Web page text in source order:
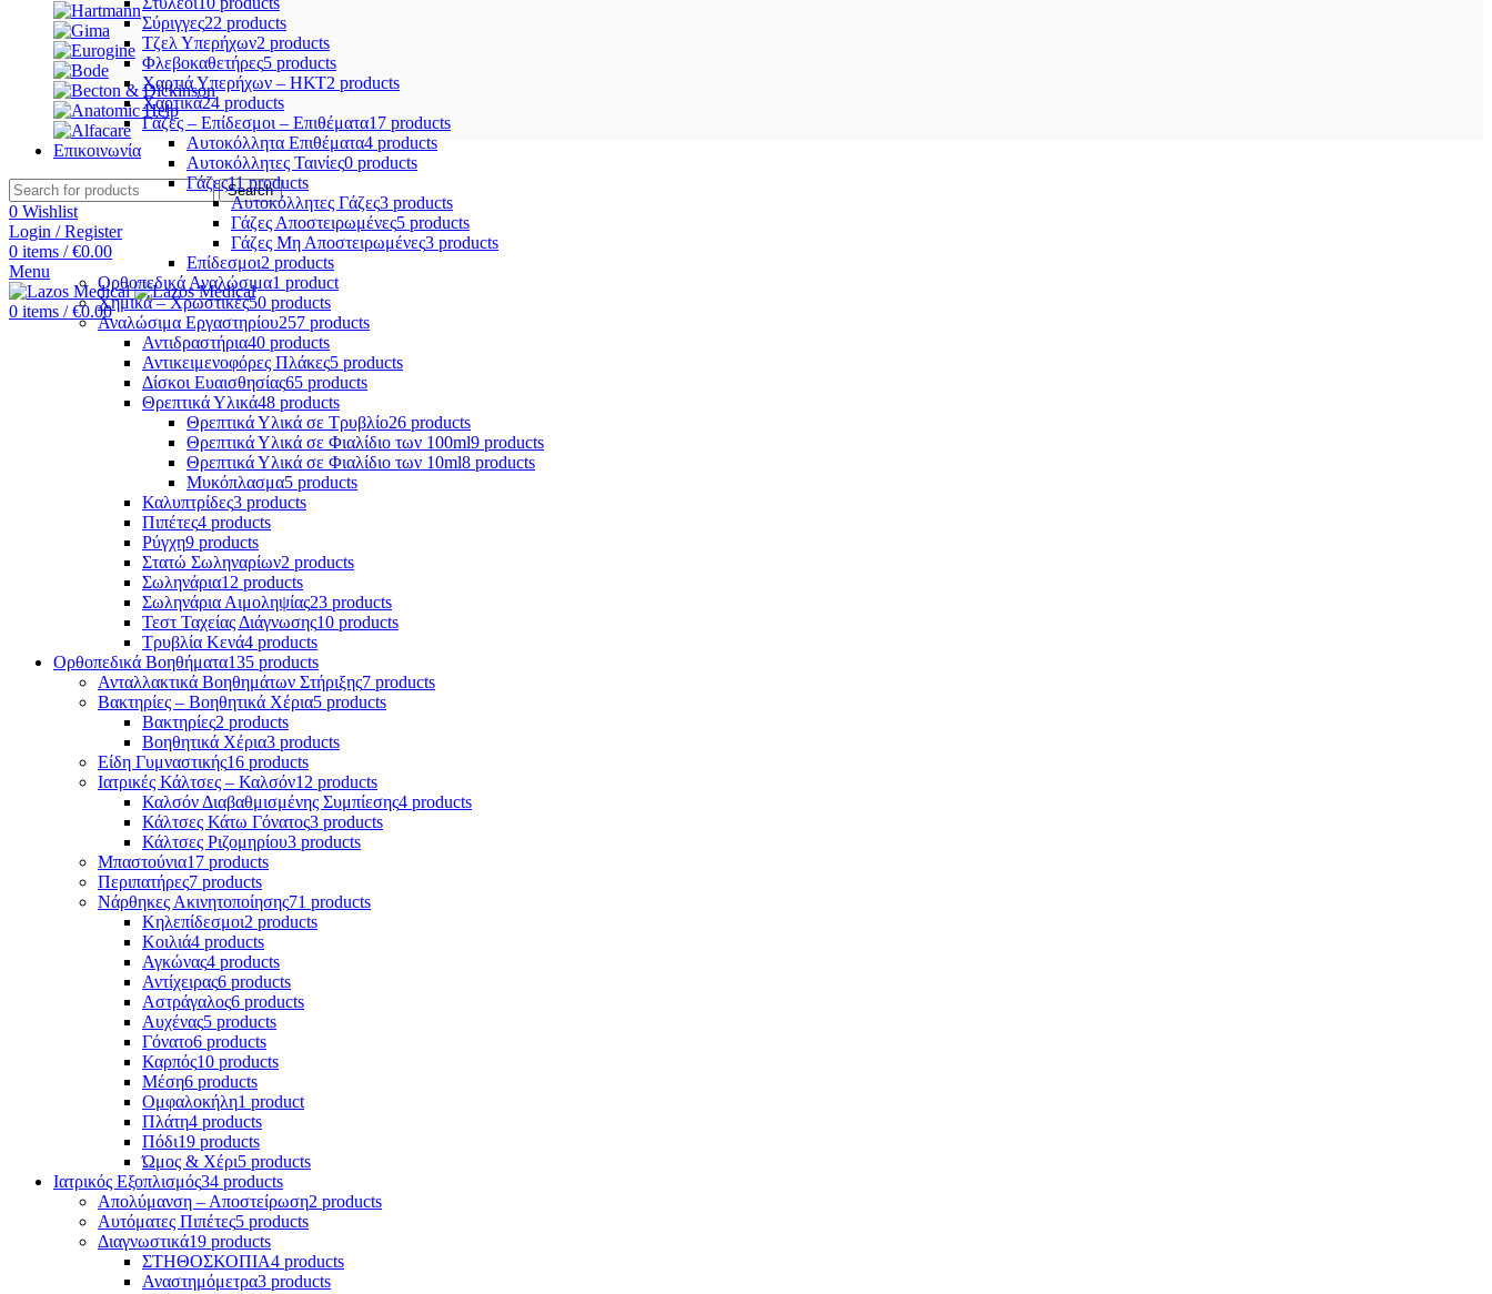
Επικοινωνία
Search
0 Wishlist
Login / Register
0 items / €0.00
Menu
0 items / €0.00
Σύριγγες22 products
Τζελ Υπερήχων2 products
Φλεβοκαθετήρες5 products
Χαρτιά Υπερήχων – ΗΚΤ2 products
Χαρτικά24 products
Γάζες – Επίδεσμοι – Επιθέματα17 products
Αυτοκόλλητα Επιθέματα4 products
Αυτοκόλλητες Ταινίες0 products
Γάζες11 products
Αυτοκόλλητες Γάζες3 products
Γάζες Αποστειρωμένες5 products
Γάζες Μη Αποστειρωμένες3 products
Επίδεσμοι2 products
Ορθοπεδικά Αναλώσιμα1 product
Χημικά – Χρωστικές50 products
Αναλώσιμα Εργαστηρίου257 products
Αντιδραστήρια40 products
Αντικειμενοφόρες Πλάκες5 products
Δίσκοι Ευαισθησίας65 products
Θρεπτικά Υλικά48 products
Θρεπτικά Υλικά σε Τρυβλίο26 products
Θρεπτικά Υλικά σε Φιαλίδιο των 100ml9 products
Θρεπτικά Υλικά σε Φιαλίδιο των 10ml8 products
Μυκόπλασμα5 products
Καλυπτρίδες3 products
Πιπέτες4 products
Ρύγχη9 products
Στατώ Σωληναρίων2 products
Σωληνάρια12 products
Σωληνάρια Αιμοληψίας23 products
Τεστ Ταχείας Διάγνωσης10 products
Τρυβλία Κενά4 products
Ορθοπεδικά Βοηθήματα135 products
Ανταλλακτικά Βοηθημάτων Στήριξης7 products
Βακτηρίες – Βοηθητικά Χέρια5 products
Βακτηρίες2 products
Βοηθητικά Χέρια3 products
Είδη Γυμναστικής16 products
Ιατρικές Κάλτσες – Καλσόν12 products
Καλσόν Διαβαθμισμένης Συμπίεσης4 products
Κάλτσες Κάτω Γόνατος3 products
Κάλτσες Ριζομηρίου3 products
Μπαστούνια17 products
Περιπατήρες7 products
Νάρθηκες Ακινητοποίησης71 products
Κηλεπίδεσμοι2 products
Κοιλιά4 products
Αγκώνας4 products
Αντίχειρας6 products
Αστράγαλος6 products
Αυχένας5 products
Γόνατο6 products
Καρπός10 products
Μέση6 products
Ομφαλοκήλη1 product
Πλάτη4 products
Πόδι19 products
Ώμος & Χέρι5 products
Ιατρικός Εξοπλισμός34 products
Απολύμανση – Αποστείρωση2 products
Αυτόματες Πιπέτες5 products
Διαγνωστικά19 products
ΣΤΗΘΟΣΚΟΠΙΑ4 products
Αναστημόμετρα3 products